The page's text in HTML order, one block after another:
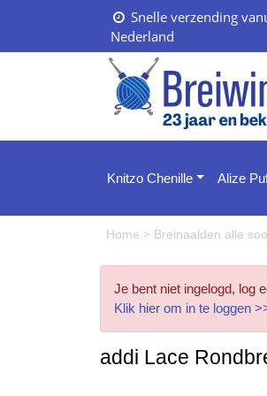
Snelle verzending
Nederland
Knitzo Chenille Alize
Home > Breinaalden alle
Je bent niet ingelogd, log
Klik hier om in te loggen
addi Lace